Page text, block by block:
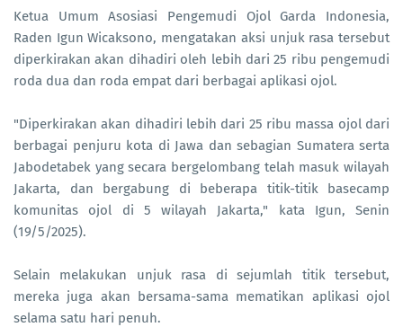
Ketua Umum Asosiasi Pengemudi Ojol Garda Indonesia,
Raden Igun Wicaksono, mengatakan aksi unjuk rasa tersebut
diperkirakan akan dihadiri oleh lebih dari 25 ribu pengemudi
roda dua dan roda empat dari berbagai aplikasi ojol.
"Diperkirakan akan dihadiri lebih dari 25 ribu massa ojol dari
berbagai penjuru kota di Jawa dan sebagian Sumatera serta
Jabodetabek yang secara bergelombang telah masuk wilayah
Jakarta, dan bergabung di beberapa titik-titik basecamp
komunitas ojol di 5 wilayah Jakarta," kata Igun, Senin
(19/5/2025).
Selain melakukan unjuk rasa di sejumlah titik tersebut,
mereka juga akan bersama-sama mematikan aplikasi ojol
selama satu hari penuh.